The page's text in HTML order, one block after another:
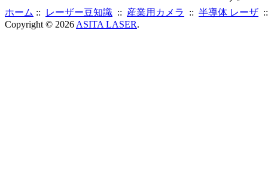
ホーム :: レーザー豆知識 :: 産業用カメラ :: 半導体 レーザ
Copyright © 2026 ASITA LASER.